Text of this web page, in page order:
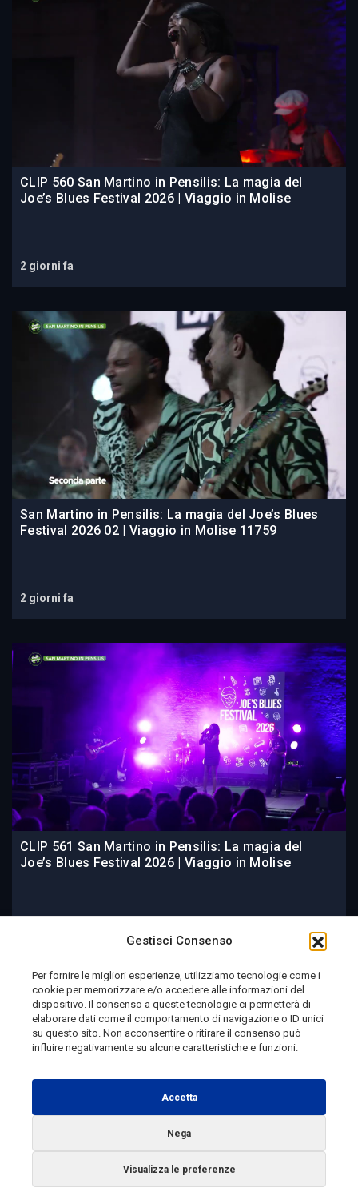
Gestisci Consenso
Per fornire le migliori esperienze, utilizziamo tecnologie come i
cookie per memorizzare e/o accedere alle informazioni del
dispositivo. Il consenso a queste tecnologie ci permetterà di
elaborare dati come il comportamento di navigazione o ID unici
su questo sito. Non acconsentire o ritirare il consenso può
influire negativamente su alcune caratteristiche e funzioni.
Accetta
Nega
Visualizza le preferenze
CLIP 560 San Martino in Pensilis: La magia del
Joe’s Blues Festival 2026 | Viaggio in Molise
2 giorni fa
San Martino in Pensilis: La magia del Joe’s Blues
Festival 2026 02 | Viaggio in Molise 11759
2 giorni fa
CLIP 561 San Martino in Pensilis: La magia del
Joe’s Blues Festival 2026 | Viaggio in Molise
Telemolise - reg. Tribunale di Campobasso n. 133 del
10/08/1982 - Direttore Responsabile:MANUELA
PETESCIA
Campobasso n. 224 del 4/5/1996 - Direttore Responsabile:
Radio Tele Molise s.r.l. - P.IVA 00213640709